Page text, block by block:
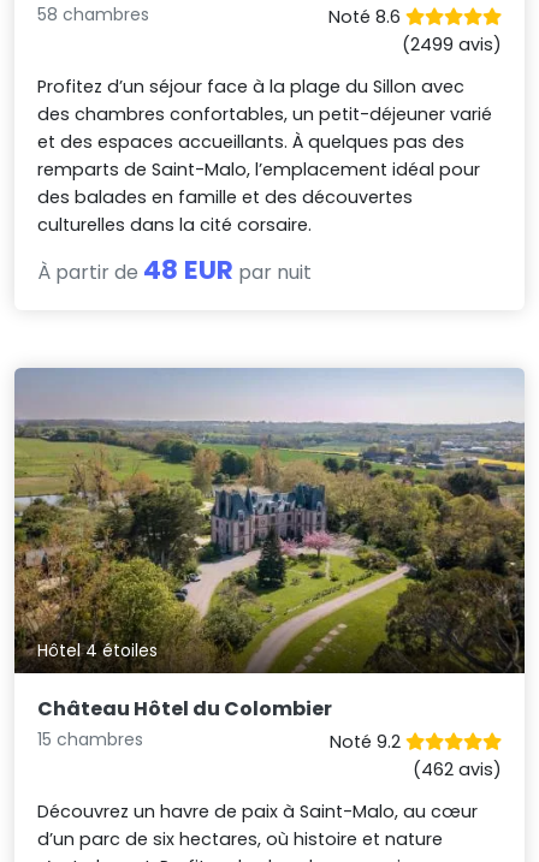
58 chambres
Noté 8.6
(2499 avis)
Profitez d’un séjour face à la plage du Sillon avec
des chambres confortables, un petit-déjeuner varié
et des espaces accueillants. À quelques pas des
remparts de Saint-Malo, l’emplacement idéal pour
des balades en famille et des découvertes
culturelles dans la cité corsaire.
À partir de 48 EUR par nuit
Hôtel 4 étoiles
Château Hôtel du Colombier
15 chambres
Noté 9.2
(462 avis)
Découvrez un havre de paix à Saint-Malo, au cœur
d’un parc de six hectares, où histoire et nature